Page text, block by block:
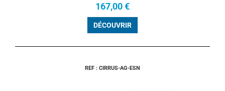
167,00 €
DÉCOUVRIR
REF : CIRRUS-AG-ESN